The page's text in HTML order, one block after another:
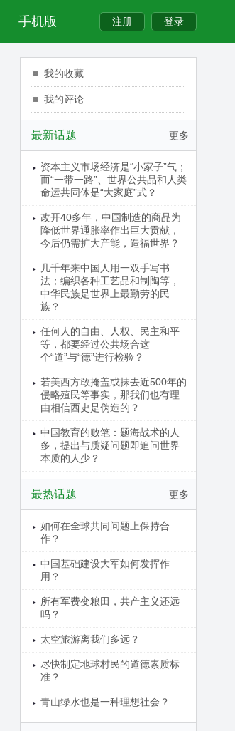
手机版
我的收藏
我的评论
更多
最新话题
资本主义市场经济是“小家子”气；
而“一带一路”、世界公共品和人类
命运共同体是“大家庭”式？
改开40多年，中国制造的商品为
降低世界通胀率作出巨大贡献，
今后仍需扩大产能，造福世界？
几千年来中国人用一双手写书
法；编织各种工艺品和制陶等，
中华民族是世界上最勤劳的民
族？
任何人的自由、人权、民主和平
等，都要经过公共场合这
个“道”与“德”进行检验？
若美西方敢掩盖或抹去近500年的
侵略殖民等事实，那我们也有理
由相信西史是伪造的？
中国教育的败笔：题海战术的人
多，提出与质疑问题即追问世界
本质的人少？
更多
最热话题
如何在全球共同问题上保持合
作？
中国基础建设大军如何发挥作
用？
所有军费变粮田，共产主义还远
吗？
太空旅游离我们多远？
尽快制定地球村民的道德素质标
准？
青山绿水也是一种理想社会？